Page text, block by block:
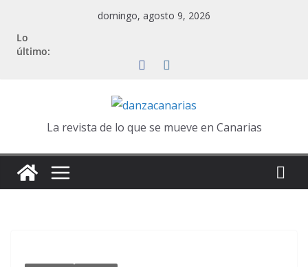
contenido
domingo, agosto 9, 2026
Lo
último:
La revista de lo que se mueve en Canarias